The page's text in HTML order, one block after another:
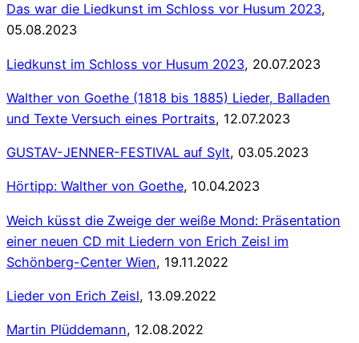
Das war die Liedkunst im Schloss vor Husum 2023,
05.08.2023
Liedkunst im Schloss vor Husum 2023, 20.07.2023
Walther von Goethe (1818 bis 1885) Lieder, Balladen
und Texte Versuch eines Portraits, 12.07.2023
GUSTAV-JENNER-FESTIVAL auf Sylt, 03.05.2023
Hörtipp: Walther von Goethe, 10.04.2023
Weich küsst die Zweige der weiße Mond: Präsentation
einer neuen CD mit Liedern von Erich Zeisl im
Schönberg-Center Wien, 19.11.2022
Lieder von Erich Zeisl, 13.09.2022
Martin Plüddemann, 12.08.2022